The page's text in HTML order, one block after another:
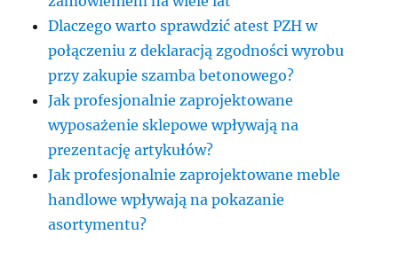
Dlaczego warto sprawdzić atest PZH w
połączeniu z deklaracją zgodności wyrobu
przy zakupie szamba betonowego?
Jak profesjonalnie zaprojektowane
wyposażenie sklepowe wpływają na
prezentację artykułów?
Jak profesjonalnie zaprojektowane meble
handlowe wpływają na pokazanie
asortymentu?